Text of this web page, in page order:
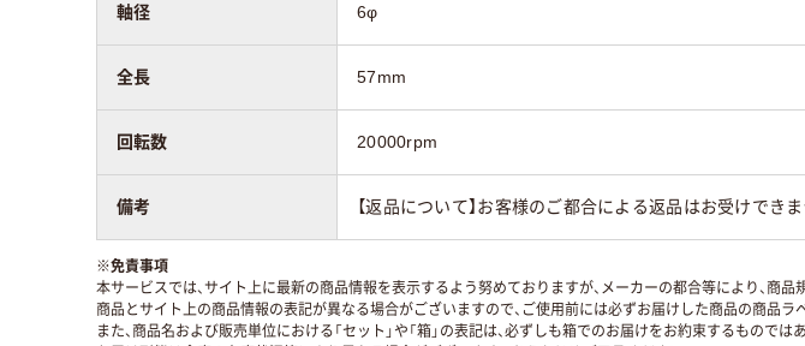
軸径 6φ
全長 57mm
回転数 20000rpm
備考 【返品について】お客様のご都合による返品はお受けできま
※免責事項
本サービスでは、サイト上に最新の商品情報を表示するよう努めておりますが、メーカーの都合等により、商品
商品とサイト上の商品情報の表記が異なる場合がございますので、ご使用前には必ずお届けした商品の商品
また、商品名および販売単位における「セット」や「箱」の表記は、必ずしも箱でのお届けをお約束するものでは